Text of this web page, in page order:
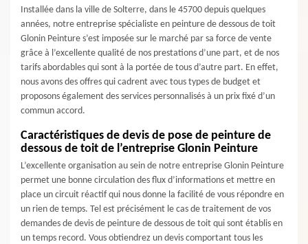
Installée dans la ville de Solterre, dans le 45700 depuis quelques
années, notre entreprise spécialiste en peinture de dessous de toit
Glonin Peinture s’est imposée sur le marché par sa force de vente
grâce à l’excellente qualité de nos prestations d’une part, et de nos
tarifs abordables qui sont à la portée de tous d’autre part. En effet,
nous avons des offres qui cadrent avec tous types de budget et
proposons également des services personnalisés à un prix fixé d’un
commun accord.
Caractéristiques de devis de pose de peinture de
dessous de toit de l’entreprise Glonin Peinture
L’excellente organisation au sein de notre entreprise Glonin Peinture
permet une bonne circulation des flux d’informations et mettre en
place un circuit réactif qui nous donne la facilité de vous répondre en
un rien de temps. Tel est précisément le cas de traitement de vos
demandes de devis de peinture de dessous de toit qui sont établis en
un temps record. Vous obtiendrez un devis comportant tous les